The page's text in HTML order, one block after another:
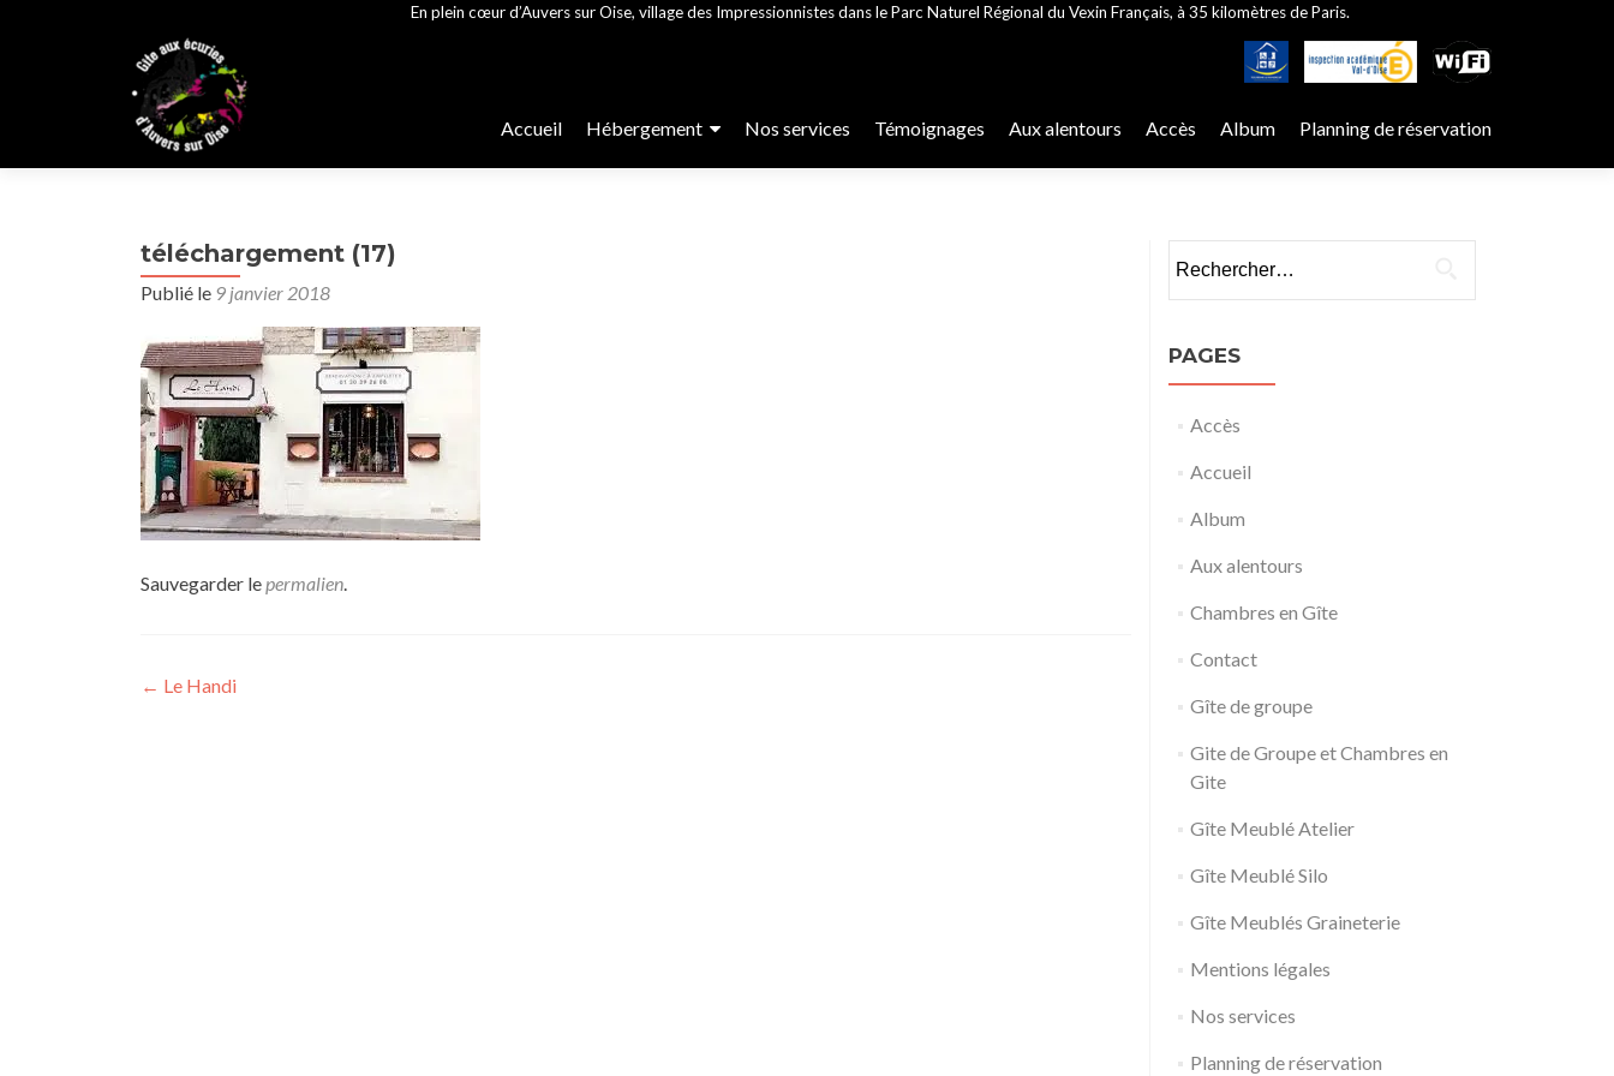
En plein cœur d’Auvers sur Oise, village des Impressionnistes dans le Parc Naturel Régional du Vexin Français, à 35 kilomètres de Paris.
au
Accueil Hébergement Nos services Témoignages Aux alentours Accès Album Planning de réservation
téléchargement (17)
Publié le 9 janvier 2018
Sauvegarder lepermalien.
Navigation
← Le Handi
PAGES
Accès
Accueil
Album
Aux alentours
Chambres en Gîte
Contact
Gîte de groupe
Gite de Groupe et Chambres en
Gite
Gîte Meublé Atelier
Gîte Meublé Silo
Gîte Meublés Graineterie
Mentions légales
Nos services
Planning de réservation